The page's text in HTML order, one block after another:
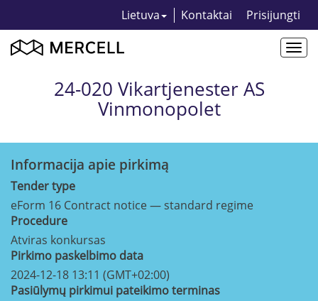
Lietuva Kontaktai Prisijungti
24-020 Vikartjenester AS
Vinmonopolet
Informacija apie pirkimą
Tender type
eForm 16 Contract notice — standard regime
Procedure
Atviras konkursas
Pirkimo paskelbimo data
2024-12-18 13:11 (GMT+02:00)
Pasiūlymų pirkimui pateikimo terminas